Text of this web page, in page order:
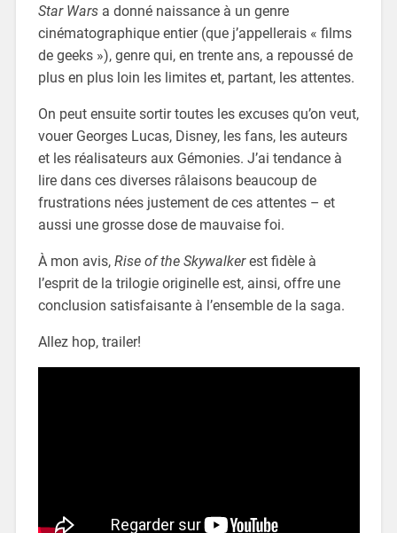
Star Warsa donné naissance à un genre
cinématographique entier (que j’appellerais « films
de geeks »), genre qui, en trente ans, a repoussé de
plus en plus loin les limites et, partant, les attentes.
On peut ensuite sortir toutes les excuses qu’on veut,
vouer Georges Lucas, Disney, les fans, les auteurs
et les réalisateurs aux Gémonies. J’ai tendance à
lire dans ces diverses râlaisons beaucoup de
frustrations nées justement de ces attentes – et
aussi une grosse dose de mauvaise foi.
À mon avis, Rise of the Skywalkerest fidèle à
l’esprit de la trilogie originelle est, ainsi, offre une
conclusion satisfaisante à l’ensemble de la saga.
Allez hop, trailer!